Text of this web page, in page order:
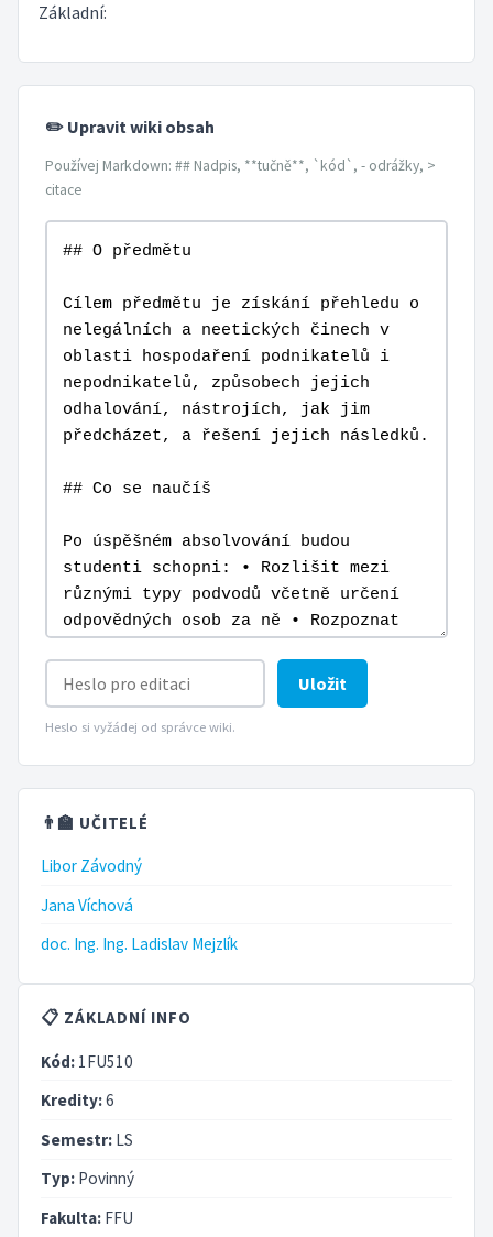
Základní:
✏️ Upravit wiki obsah
Používej Markdown: ## Nadpis, **tučně**, `kód`, - odrážky, >
citace
Uložit
Heslo si vyžádej od správce wiki.
👨‍🏫 UČITELÉ
Libor Závodný
Jana Víchová
doc. Ing. Ing. Ladislav Mejzlík
📋 ZÁKLADNÍ INFO
Kód: 1FU510
Kredity:6
Semestr: LS
Typ: Povinný
Fakulta: FFU